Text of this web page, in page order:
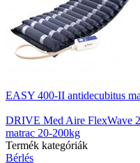
EASY 400-II antidecubitus
DRIVE Med Aire FlexWave
matrac 20-200kg
Termék kategóriák
Bérlés